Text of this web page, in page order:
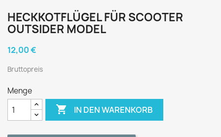
HECKKOTFLÜGEL FÜR SCOOTER
OUTSIDER MODEL
12,00 €
Bruttopreis
Menge
 IN DEN WARENKORB